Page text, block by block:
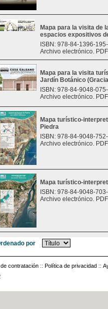
Mapa para la visita de
espacios expositivos
ISBN: 978-84-1396-
Archivo electrónico.
Mapa para la visita
Jardín Botánico
ISBN: 978-84-9048-
Archivo electrónico.
Mapa turístico-
Piedra
ISBN: 978-84-9048-
Archivo electrónico.
Mapa turístico-
ISBN: 978-84-9048-
Archivo electrónico.
por
contratación :: Política de privacidad ::